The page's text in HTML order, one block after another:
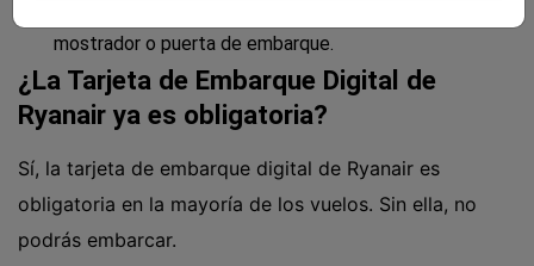
mostrador o puerta de embarque.
¿La Tarjeta de Embarque Digital de
Ryanair ya es obligatoria?
Sí, la tarjeta de embarque digital de Ryanair es
obligatoria en la mayoría de los vuelos. Sin ella, no
podrás embarcar.